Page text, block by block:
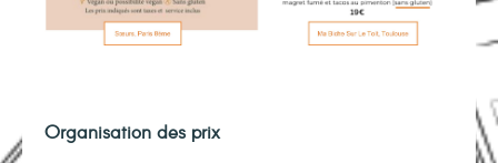
Organisation des prix